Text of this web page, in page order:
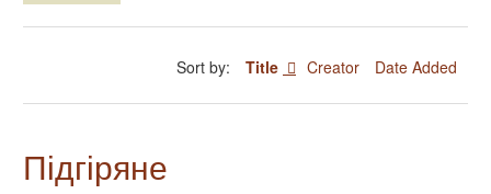
Sort by: Title Creator Date Added
Підгіряне